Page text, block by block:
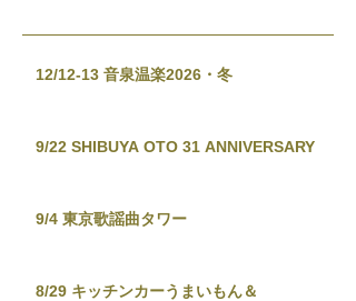
12/12-13 音泉温楽2026・冬
9/22 SHIBUYA OTO 31 ANNIVERSARY
9/4 東京歌謡曲タワー
8/29 キッチンカーうまいもん＆